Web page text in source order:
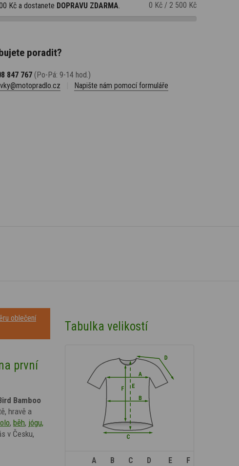
Kč a dostanete DOPRAVU ZDARMA. 0 Kč / 2 500 Kč
poradit?
847 767 (Po-Pá: 9-14 hod.)
Napište nám pomocí formuláře
oblečení
první
Bamboo
hravě a
, běh, jógu,
v Česku,
Tabulka velikostí
A B C D E F